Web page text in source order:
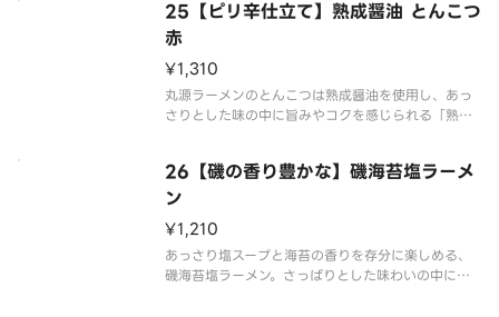
※写真はイメージです（容器代20円を含みます）
25【ピリ辛仕立て】熟成醤油 とんこつ
赤
¥1,310
丸源ラーメンのとんこつは熟成醤油を使用し、あっ
さりとした味の中に旨みやコクを感じられる「熟成
る1品です。
26【磯の香り豊かな】磯海苔塩ラーメ
ン
¥1,210
あっさり塩スープと海苔の香りを存分に楽しめる、
磯海苔塩ラーメン。さっぱりとした味わいの中に、